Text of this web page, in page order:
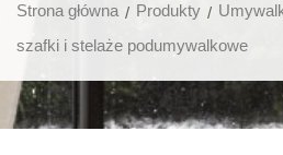
Strona główna Produkty
szafki i stelaże podumywalkowe